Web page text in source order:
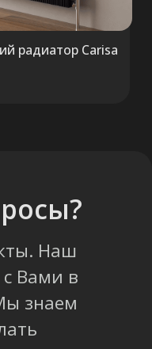
радиатор Carisa